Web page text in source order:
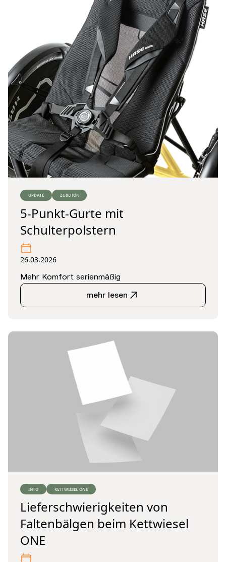
UPDATE ZUBEHÖR
5-Punkt-Gurte mit
Schulterpolstern
26.03.2026
Mehr Komfort serienmäßig
mehr lesen
INFO KETTWIESEL ONE
Lieferschwierigkeiten von
Faltenbälgen beim Kettwiesel
ONE